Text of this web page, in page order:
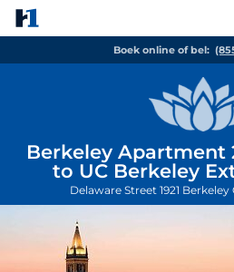
Boek online of bel:
Berkeley Apartment
to UC Berkeley
Delaware Street 1921 Berkeley